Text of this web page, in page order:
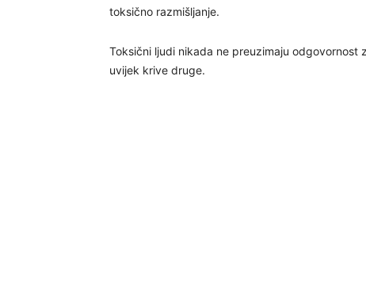
toksično razmišljanje.
Toksični ljudi nikada ne preuzimaju
uvijek krive druge.